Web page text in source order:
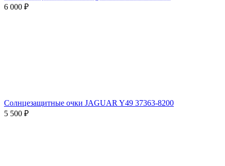
6 000 ₽
Солнцезащитные очки JAGUAR Y49 37363-8200
5 500 ₽